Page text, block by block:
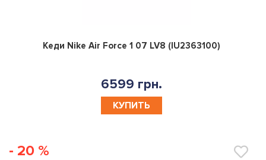
0
Кеди Nike Air Force 1 07 LV8 (IU2363100)
6599 грн.
КУПИТЬ
- 20 %